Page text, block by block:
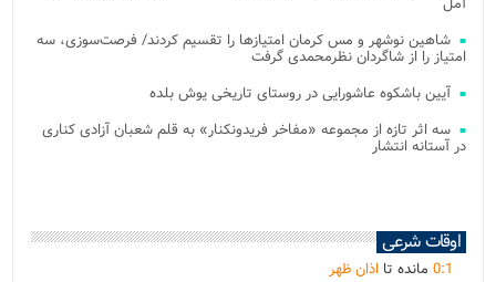
شاهین نوشهر و مس کرمان امتیازها را تقسیم کردند/ فرصت‌سوزی، سه
امتیاز را از شاگردان نظرمحمدی گرفت
آیین باشکوه عاشورایی در روستای تاریخی یوش بلده
سه اثر تازه از مجموعه «مفاخر فریدونکنار» به قلم شعبان آزادی کناری
در آستانه انتشار
اوقات شرعی
0:1 مانده تا اذان ظهر